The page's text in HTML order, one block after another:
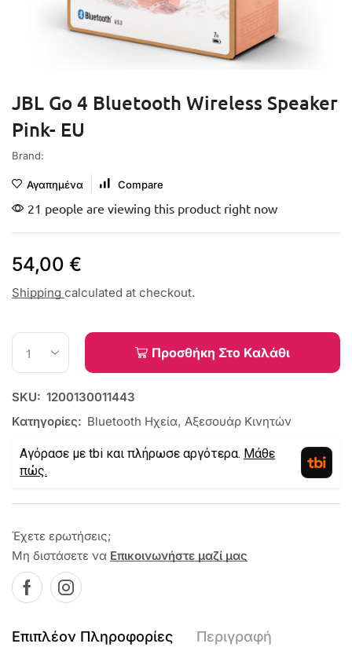
JBL Go 4 Bluetooth Wireless Speaker
Pink- EU
Brand:
Αγαπημένα Compare
21 people are viewing this product right now
54,00 €
Shipping calculated at checkout.
Προσθήκη Στο Καλάθι
SKU: 1200130011443
Κατηγορίες: Bluetooth Ηχεία, Αξεσουάρ Κινητών
Αγόρασε με tbi και πλήρωσε αργότερα. Μάθε
πώς.
Έχετε ερωτήσεις;
Μη διστάσετε να Επικοινωνήστε μαζί μας
Επιπλέον Πληροφορίες Περιγραφή